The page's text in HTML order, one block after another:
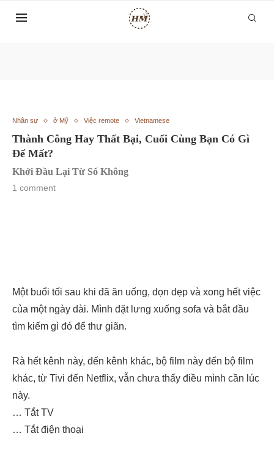
Nhân sự ở Mỹ Việc remote Vietnamese
Thành Công Hay Thất Bại, Cuối Cùng Bạn Có Gì
Để Mất?
Khởi Đầu Lại Từ Số Không
1 comment
Một buổi tối sau khi đã ăn uống, dọn dẹp và xong hết việc
của một ngày dài. Mình đặt lưng xuống sofa và bắt đầu
tìm kiếm gì đó để thư giãn.
Rà hết kênh này, đến kênh khác, bộ film này đến bộ film
khác, từ Tivi đến Netflix, vẫn chưa thấy điều mình cần lúc
này.
… Tắt TV
… Tắt điện thoại